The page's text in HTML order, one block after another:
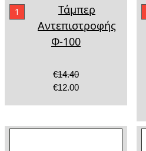
1
Τάμπερ
Aντεπιστροφής
Φ-100
€14.40
€12.00